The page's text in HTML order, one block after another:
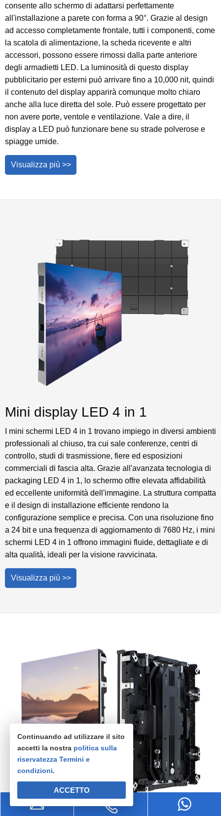
consente allo schermo di adattarsi perfettamente
all'installazione a parete con forma a 90°. Grazie al design
ad accesso completamente frontale, tutti i componenti, come
la scatola di alimentazione, la scheda ricevente e altri
accessori, possono essere rimossi dalla parte anteriore
degli armadietti LED. La luminosità di questo display
pubblicitario per esterni può arrivare fino a 10,000 nit, quindi
il contenuto del display apparirà comunque molto chiaro
anche alla luce diretta del sole. Può essere progettato per
non avere porte, ventole e ventilazione. Vale a dire, il
display a LED può funzionare bene su strade polverose e
spiagge umide.
Visualizza più >>
Mini display LED 4 in 1
I mini schermi LED 4 in 1 trovano impiego in diversi ambienti
professionali al chiuso, tra cui sale conferenze, centri di
controllo, studi di trasmissione, fiere ed esposizioni
commerciali di fascia alta. Grazie all'avanzata tecnologia di
packaging LED 4 in 1, lo schermo offre elevata affidabilità
ed eccellente uniformità dell'immagine. La struttura compatta
e il design di installazione efficiente rendono la
configurazione semplice e precisa. Con una risoluzione fino
a 24 bit e una frequenza di aggiornamento di 7680 Hz, i mini
schermi LED 4 in 1 offrono immagini fluide, dettagliate e di
alta qualità, ideali per la visione ravvicinata.
Visualizza più >>
Continuando ad utilizzare il sito
accetti la nostra politica sulla
riservatezza Termini e
condizioni.
ACCETTO